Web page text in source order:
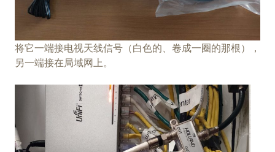
将它一端接电视天线信号（白色的、卷成一圈的那根），
另一端接在局域网上。